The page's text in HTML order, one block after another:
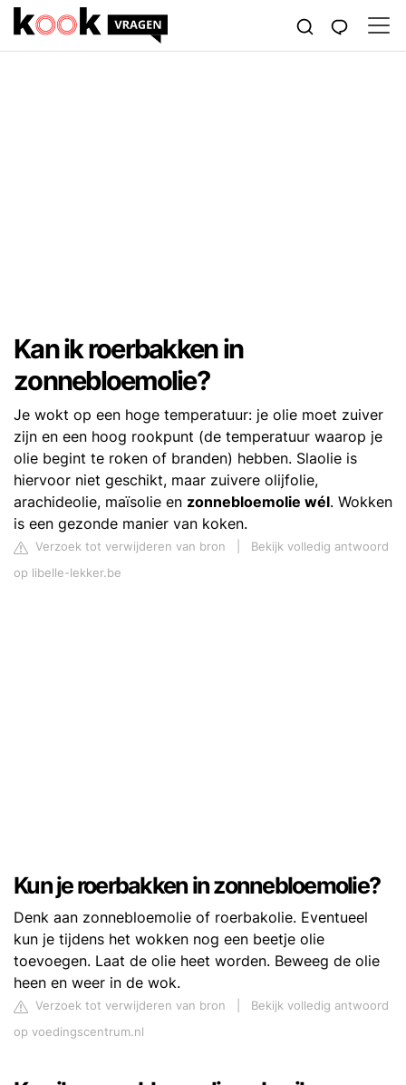
Kan ik roerbakken in
zonnebloemolie?
Je wokt op een hoge temperatuur: je olie moet zuiver
zijn en een hoog rookpunt (de temperatuur waarop je
olie begint te roken of branden) hebben. Slaolie is
hiervoor niet geschikt, maar zuivere olijfolie,
arachideolie, maïsolie en zonnebloemolie wél. Wokken
is een gezonde manier van koken.
Verzoek tot verwijderen van bron
Bekijk volledig antwoord
op libelle-lekker.be
Kun je roerbakken in zonnebloemolie?
Denk aan zonnebloemolie of roerbakolie. Eventueel
kun je tijdens het wokken nog een beetje olie
toevoegen. Laat de olie heet worden. Beweeg de olie
heen en weer in de wok.
Verzoek tot verwijderen van bron
Bekijk volledig antwoord
op voedingscentrum.nl